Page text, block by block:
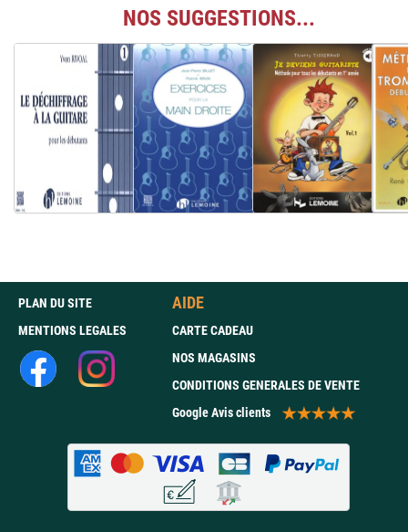
NOS SUGGESTIONS...
PLAN DU SITE
MENTIONS LEGALES
AIDE
CARTE CADEAU
NOS MAGASINS
CONDITIONS GENERALES DE VENTE
Google Avis clients